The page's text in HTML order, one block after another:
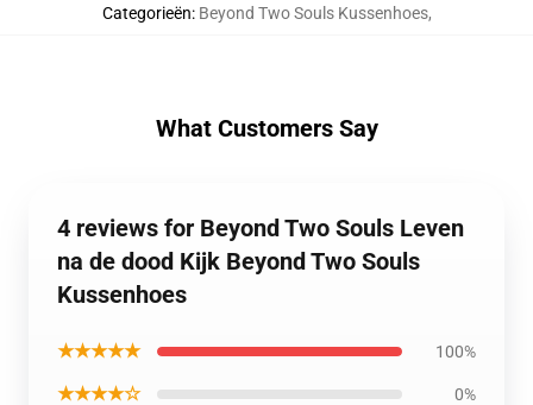
Categorieën: Beyond Two Souls Kussenhoes,
What Customers Say
4 reviews for Beyond Two Souls Leven
na de dood Kijk Beyond Two Souls
Kussenhoes
★★★★★ 100%
★★★★☆ 0%